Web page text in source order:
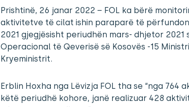
Prishtinë, 26 janar 2022 – FOL ka bërë
aktivitetve të cilat ishin paraparë të
2021 gjegjësisht periudhën mars- dhjetor 2021
Operacional të Qeverisë së Kosovës -15
Kryeministrit.
Erblin Hoxha nga Lëvizja FOL tha se “nga
këtë periudhë kohore, janë realizuar 428